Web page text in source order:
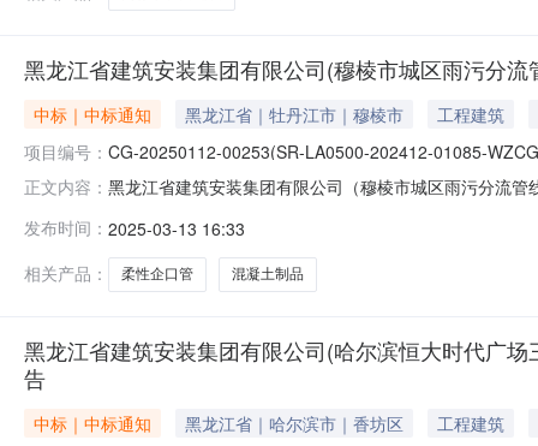
黑龙江省建筑安装集团有限公司(穆棱市城区雨污分
中标｜中标通知 黑龙江省｜牡丹江市｜穆棱市
工程建筑
项目编号： CG-20250112-00253(SR-LA0500-202412-01085-
正文内容： 黑龙江省建筑安装集团有限公司（穆棱市城区雨污分流
三、采购方式：竞价采购四、采购需求：混凝土制品采
供应
发布时间： 2025-03-13 16:33
相关产品：
柔性企口管 混凝土制品
黑龙江省建筑安装集团有限公司(哈尔滨恒大时代广
告
中标｜中标通知 黑龙江省｜哈尔滨市｜香坊区
工程建筑